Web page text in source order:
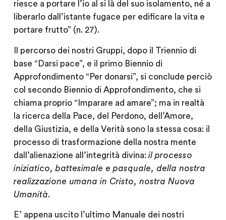
riesce a portare l’io al si là del suo isolamento, né a
liberarlo dall’istante fugace per edificare la vita e
portare frutto” (n. 27).
Il percorso dei nostri Gruppi, dopo il Triennio di
base “Darsi pace”, e il primo Biennio di
Approfondimento “Per donarsi”, si conclude perciò
col secondo Biennio di Approfondimento, che si
chiama proprio “Imparare ad amare”; ma in realtà
la ricerca della Pace, del Perdono, dell’Amore,
della Giustizia, e della Verità sono la stessa cosa: il
processo di trasformazione della nostra mente
dall’alienazione all’integrità divina: il processo
iniziatico, battesimale e pasquale, della nostra
realizzazione umana in Cristo, nostra Nuova
Umanità.
E’ appena uscito l’ultimo Manuale dei nostri